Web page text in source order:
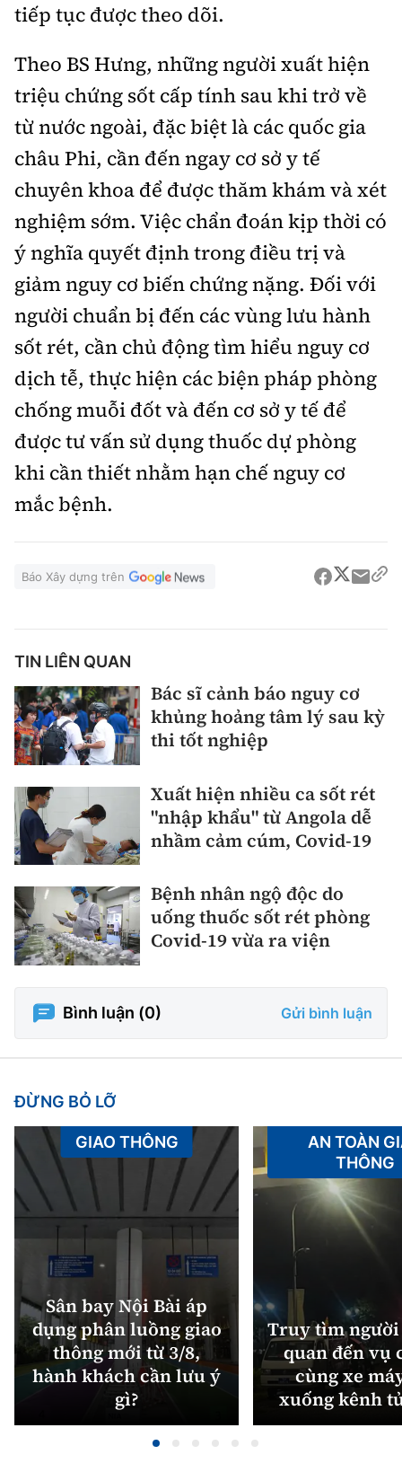
tiếp tục được theo dõi.
Theo BS Hưng, những người xuất hiện
triệu chứng sốt cấp tính sau khi trở về
từ nước ngoài, đặc biệt là các quốc gia
châu Phi, cần đến ngay cơ sở y tế
chuyên khoa để được thăm khám và xét
nghiệm sớm. Việc chẩn đoán kịp thời có
ý nghĩa quyết định trong điều trị và
giảm nguy cơ biến chứng nặng. Đối với
người chuẩn bị đến các vùng lưu hành
sốt rét, cần chủ động tìm hiểu nguy cơ
dịch tễ, thực hiện các biện pháp phòng
chống muỗi đốt và đến cơ sở y tế để
được tư vấn sử dụng thuốc dự phòng
khi cần thiết nhằm hạn chế nguy cơ
mắc bệnh.
Báo Xây dựng trên
TIN LIÊN QUAN
Bác sĩ cảnh báo nguy cơ
khủng hoảng tâm lý sau kỳ
thi tốt nghiệp
Xuất hiện nhiều ca sốt rét
"nhập khẩu" từ Angola dễ
nhầm cảm cúm, Covid-19
Bệnh nhân ngộ độc do
uống thuốc sốt rét phòng
Covid-19 vừa ra viện
Bình luận (0) Gửi bình luận
ĐỪNG BỎ LỠ
Sân bay Nội Bài áp
dụng phân luồng giao
thông mới từ 3/8,
hành khách cần lưu ý
gì?
GIAO THÔNG
Truy tìm
quan đến vụ
cùng xe
xuống kênh
AN TOÀN
THÔNG